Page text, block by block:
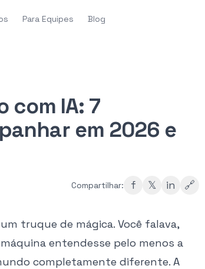
Para Equipes Blog
com IA: 7
em 2026 e
Compartilhar: f 𝕏 in 🔗
truque de mágica. Você falava,
entendesse pelo menos a
completamente diferente. A